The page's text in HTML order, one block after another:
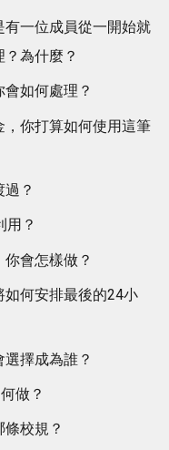
一位成員從一開始就
為什麼？
如何處理？
你打算如何使用這筆
？
用？
會怎樣做？
何安排最後的24小
擇成為誰？
做？
校規？